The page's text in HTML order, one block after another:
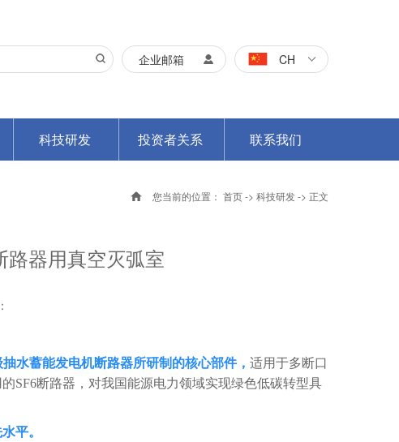
CH
企业邮箱
科技研发 投资者关系 联系我们
您当前的位置： 首页-> 科技研发-> 正文
路器用真空灭弧室
水蓄能发电机断路器所研制的核心部件， 适用于多断口
SF6断路器，对我国能源电力领域实现绿色低碳转型具
平。